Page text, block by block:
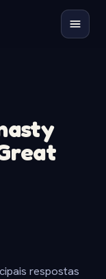
respostas